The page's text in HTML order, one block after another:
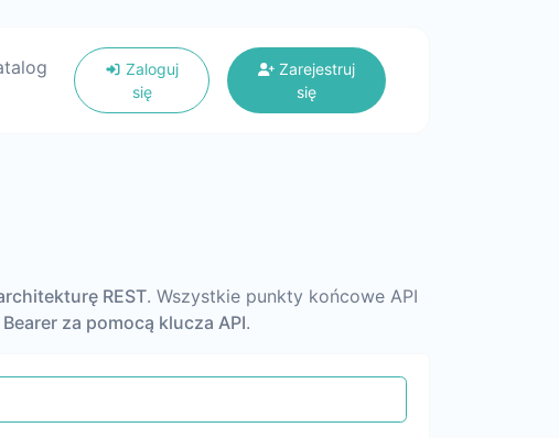
Zaloguj
się
Zarejestruj
się
REST. Wszystkie punkty końcowe API
za pomocą klucza API.